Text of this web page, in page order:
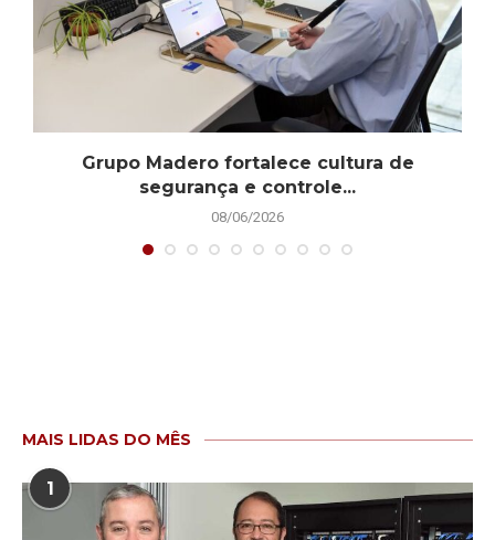
Grupo Madero fortalece cultura de
segurança e controle...
08/06/2026
MAIS LIDAS DO MÊS
1